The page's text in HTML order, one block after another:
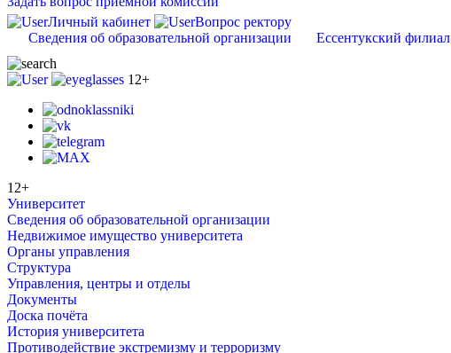
Личный кабинет
Вопрос ректору
Сведения об образовательной организации
Ессентукский филиал
12+
12+
Университет
Сведения об образовательной организации
Недвижимое имущество университета
Органы управления
Структура
Управления, центры и отделы
Документы
Доска почёта
История университета
Противодействие экстремизму и терроризму